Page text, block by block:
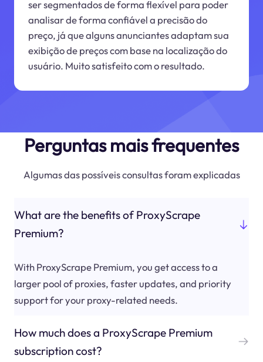
ser segmentados de forma flexível para poder
analisar de forma confiável a precisão do
preço, já que alguns anunciantes adaptam sua
exibição de preços com base na localização do
usuário. Muito satisfeito com o resultado.
Perguntas mais frequentes
Algumas das possíveis consultas foram explicadas
What are the benefits of ProxyScrape
Premium?
With ProxyScrape Premium, you get access to a
larger pool of proxies, faster updates, and priority
support for your proxy-related needs.
How much does a ProxyScrape Premium
subscription cost?